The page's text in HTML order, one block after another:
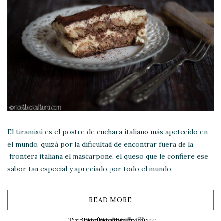
El tiramisú es el postre de cuchara italiano más apetecido en
el mundo, quizá por la dificultad de encontrar fuera de la
frontera italiana el mascarpone, el queso que le confiere ese
sabor tan especial y apreciado por todo el mundo.
READ MORE